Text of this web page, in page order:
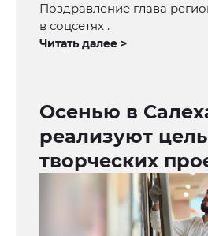
Поздравление глава
в соцсетях .
Читать далее >
Осенью в
реализуют
творческих